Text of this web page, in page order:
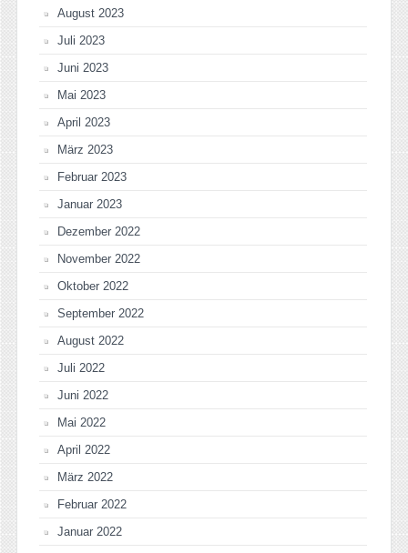
August 2023
Juli 2023
Juni 2023
Mai 2023
April 2023
März 2023
Februar 2023
Januar 2023
Dezember 2022
November 2022
Oktober 2022
September 2022
August 2022
Juli 2022
Juni 2022
Mai 2022
April 2022
März 2022
Februar 2022
Januar 2022